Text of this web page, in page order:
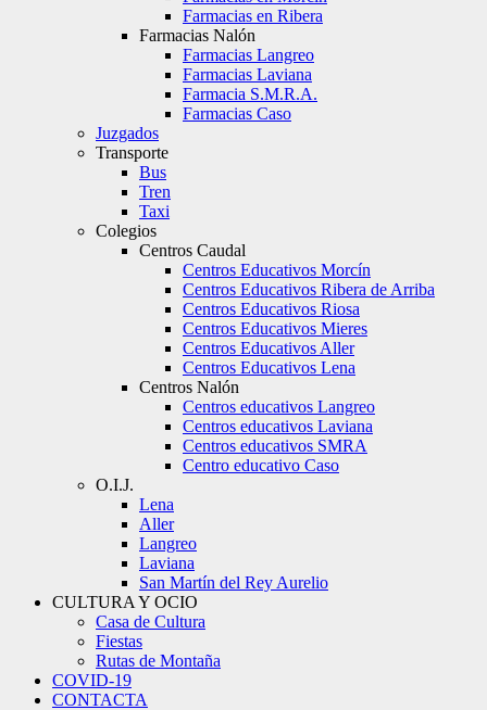
Farmacias en Ribera
Farmacias Nalón
Farmacias Langreo
Farmacias Laviana
Farmacia S.M.R.A.
Farmacias Caso
Juzgados
Transporte
Bus
Tren
Taxi
Colegios
Centros Caudal
Centros Educativos Morcín
Centros Educativos Ribera de Arriba
Centros Educativos Riosa
Centros Educativos Mieres
Centros Educativos Aller
Centros Educativos Lena
Centros Nalón
Centros educativos Langreo
Centros educativos Laviana
Centros educativos SMRA
Centro educativo Caso
O.I.J.
Lena
Aller
Langreo
Laviana
San Martín del Rey Aurelio
CULTURA Y OCIO
Casa de Cultura
Fiestas
Rutas de Montaña
COVID-19
CONTACTA